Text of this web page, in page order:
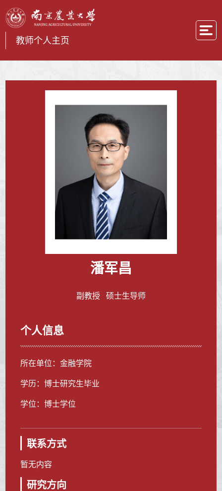
教师个人主页
潘军昌
副教授 硕士生导师
个人信息
所在单位：金融学院
学历：博士研究生毕业
学位：博士学位
联系方式
暂无内容
研究方向